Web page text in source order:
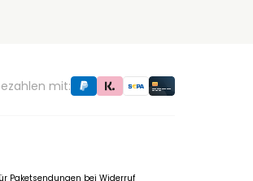
mit:
Paketsendungen bei Widerruf